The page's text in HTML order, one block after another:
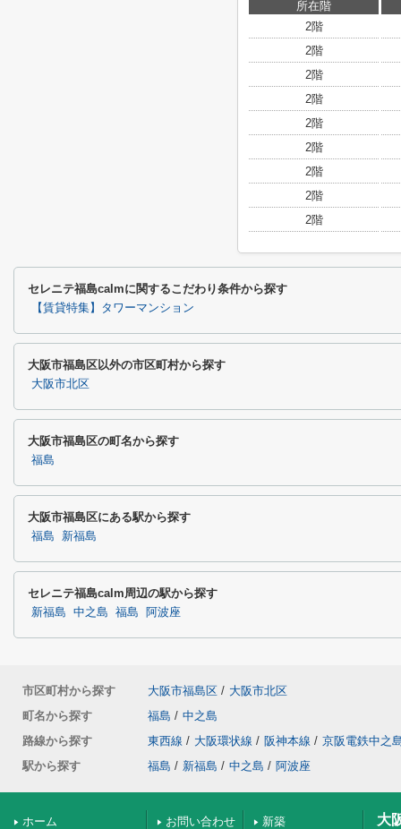
所在階
2階
2階
2階
2階
2階
2階
2階
2階
2階
セレニテ福島calmに関するこだわり条件から探す
【賃貸特集】タワーマンション
大阪市福島区以外の市区町村から探す
大阪市北区
大阪市福島区の町名から探す
福島
大阪市福島区にある駅から探す
福島 新福島
セレニテ福島calm周辺の駅から探す
新福島 中之島 福島 阿波座
市区町村から探す 大阪市福島区 / 大阪市北区
町名から探す
福島 / 中之島
路線から探す
東西線 / 大阪環状線 / 阪神本線 / 京阪電鉄中之
駅から探す
福島 / 新福島 / 中之島 / 阿波座
ホーム
お問い合わせ
新築
大